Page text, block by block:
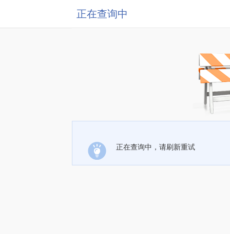
正在查询中
正在查询中，请刷新重试